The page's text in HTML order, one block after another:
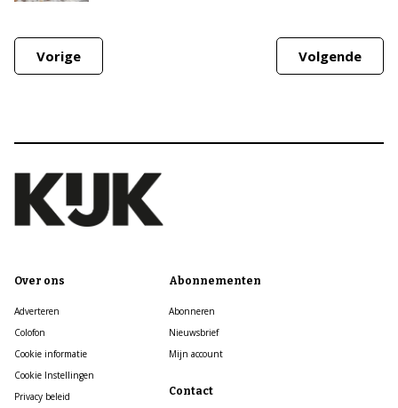
Vorige Volgende
Over ons
Adverteren
Colofon
Cookie informatie
Cookie Instellingen
Privacy beleid
Abonnementen
Abonneren
Nieuwsbrief
Mijn account
Contact